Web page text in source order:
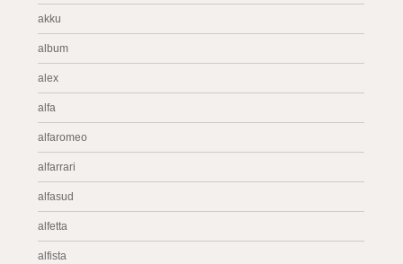
akku
album
alex
alfa
alfaromeo
alfarrari
alfasud
alfetta
alfista